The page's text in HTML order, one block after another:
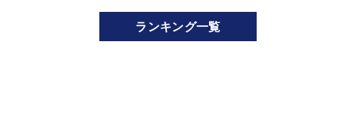
ランキング一覧